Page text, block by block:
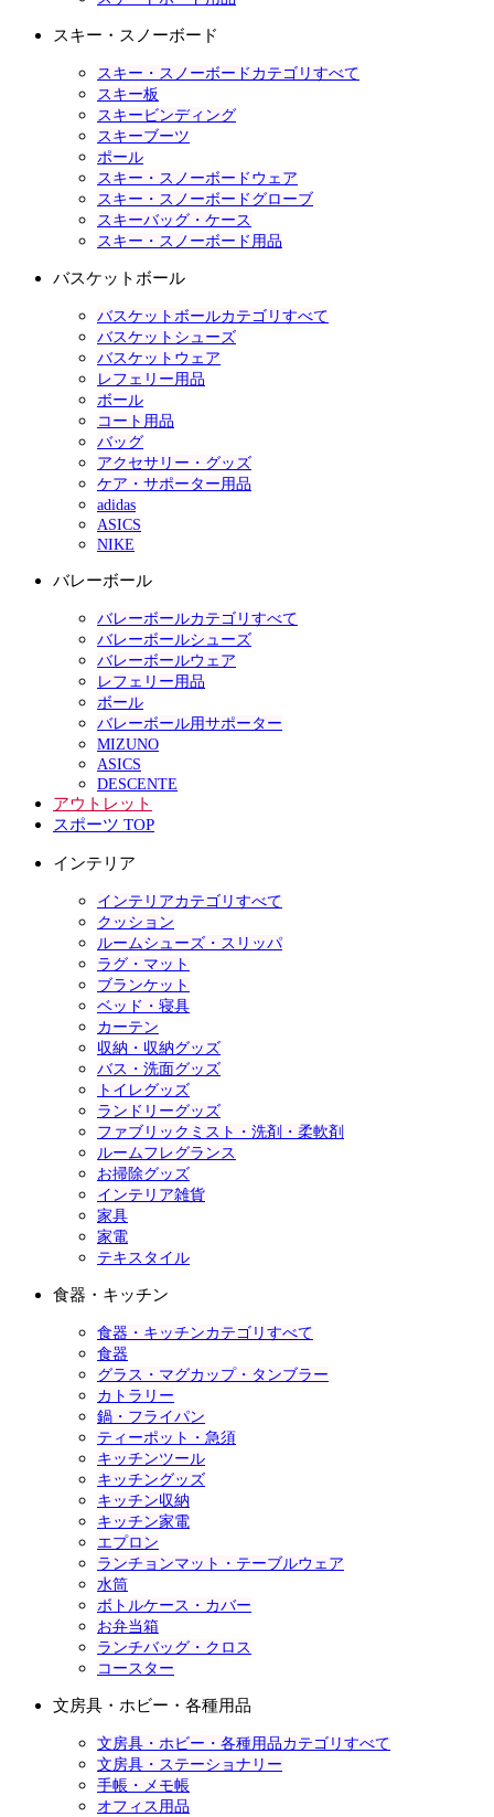
スキー・スノーボード
スキー・スノーボードカテゴリすべて
スキー板
スキービンディング
スキーブーツ
ポール
スキー・スノーボードウェア
スキー・スノーボードグローブ
スキーバッグ・ケース
スキー・スノーボード用品
バスケットボール
バスケットボールカテゴリすべて
バスケットシューズ
バスケットウェア
レフェリー用品
ボール
コート用品
バッグ
アクセサリー・グッズ
ケア・サポーター用品
adidas
ASICS
NIKE
バレーボール
バレーボールカテゴリすべて
バレーボールシューズ
バレーボールウェア
レフェリー用品
ボール
バレーボール用サポーター
MIZUNO
ASICS
DESCENTE
アウトレット
スポーツ TOP
インテリア
インテリアカテゴリすべて
クッション
ルームシューズ・スリッパ
ラグ・マット
ブランケット
ベッド・寝具
カーテン
収納・収納グッズ
バス・洗面グッズ
トイレグッズ
ランドリーグッズ
ファブリックミスト・洗剤・柔軟剤
ルームフレグランス
お掃除グッズ
インテリア雑貨
家具
家電
テキスタイル
食器・キッチン
食器・キッチンカテゴリすべて
食器
グラス・マグカップ・タンブラー
カトラリー
鍋・フライパン
ティーポット・急須
キッチンツール
キッチングッズ
キッチン収納
キッチン家電
エプロン
ランチョンマット・テーブルウェア
水筒
ボトルケース・カバー
お弁当箱
ランチバッグ・クロス
コースター
文房具・ホビー・各種用品
文房具・ホビー・各種用品カテゴリすべて
文房具・ステーショナリー
手帳・メモ帳
オフィス用品